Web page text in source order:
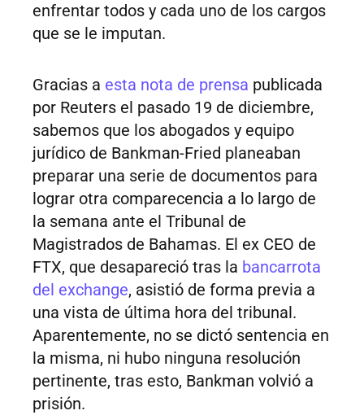
enfrentar todos y cada uno de los cargos
que se le imputan.
Gracias a esta nota de prensa publicada
por Reuters el pasado 19 de diciembre,
sabemos que los abogados y equipo
jurídico de Bankman-Fried planeaban
preparar una serie de documentos para
lograr otra comparecencia a lo largo de
la semana ante el Tribunal de
Magistrados de Bahamas. El ex CEO de
FTX, que desapareció tras la bancarrota
del exchange, asistió de forma previa a
una vista de última hora del tribunal.
Aparentemente, no se dictó sentencia en
la misma, ni hubo ninguna resolución
pertinente, tras esto, Bankman volvió a
prisión.